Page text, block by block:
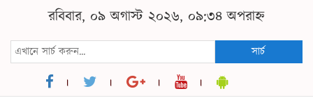
রবিবার, ০৯ অগাস্ট ২০২৬, ০৯:৩৪ অপরাহ্ন
সার্চ